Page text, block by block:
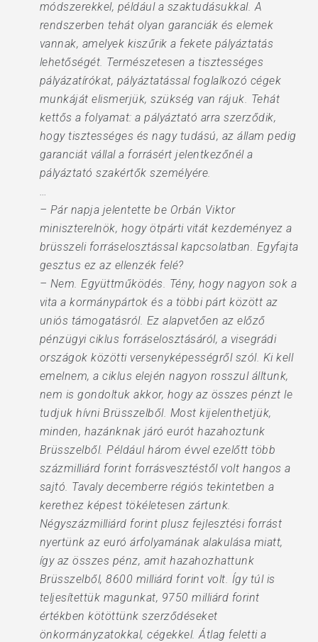
módszerekkel, például a szaktudásukkal. A
rendszerben tehát olyan garanciák és elemek
vannak, amelyek kiszűrik a fekete pályáztatás
lehetőségét. Természetesen a tisztességes
pályázatírókat, pályáztatással foglalkozó cégek
munkáját elismerjük, szükség van rájuk. Tehát
kettős a folyamat: a pályáztató arra szerződik,
hogy tisztességes és nagy tudású, az állam pedig
garanciát vállal a forrásért jelentkezőnél a
pályáztató szakértők személyére.
…
– Pár napja jelentette be Orbán Viktor
miniszterelnök, hogy ötpárti vitát kezdeményez a
brüsszeli forráselosztással kapcsolatban. Egyfajta
gesztus ez az ellenzék felé?
– Nem. Együttműködés. Tény, hogy nagyon sok a
vita a kormánypártok és a többi párt között az
uniós támogatásról. Ez alapvetően az előző
pénzügyi ciklus forráselosztásáról, a visegrádi
országok közötti versenyképességről szól. Ki kell
emelnem, a ciklus elején nagyon rosszul álltunk,
nem is gondoltuk akkor, hogy az összes pénzt le
tudjuk hívni Brüsszelből. Most kijelenthetjük,
minden, hazánknak járó eurót hazahoztunk
Brüsszelből. Például három évvel ezelőtt több
százmilliárd forint forrásvesztéstől volt hangos a
sajtó. Tavaly decemberre régiós tekintetben a
kerethez képest tökéletesen zártunk.
Négyszázmilliárd forint plusz fejlesztési forrást
nyertünk az euró árfolyamának alakulása miatt,
így az összes pénz, amit hazahozhattunk
Brüsszelből, 8600 milliárd forint volt. Így túl is
teljesítettük magunkat, 9750 milliárd forint
értékben kötöttünk szerződéseket
önkormányzatokkal, cégekkel. Átlag feletti a